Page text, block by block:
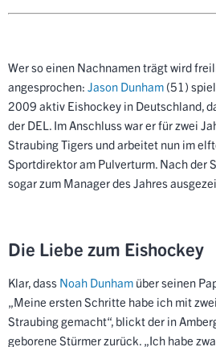
Wer so einen Nachnamen trägt wird
angesprochen: Jason Dunham (51)
2009 aktiv Eishockey in Deutschland,
der DEL. Im Anschluss war er für zwei
Straubing Tigers und arbeitet nun im
Sportdirektor am Pulverturm. Nach der
sogar zum Manager des Jahres
Die Liebe zum Eishockey
Klar, dass Noah Dunham über seinen
„Meine ersten Schritte habe ich mit
Straubing gemacht“, blickt der in
geborene Stürmer zurück. „Ich habe